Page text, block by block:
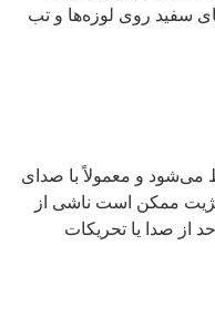
سفید روی لوزه‌ها و تب
می‌شود و معمولاً با صدای
ممکن است ناشی از
از صدا یا تحریکات